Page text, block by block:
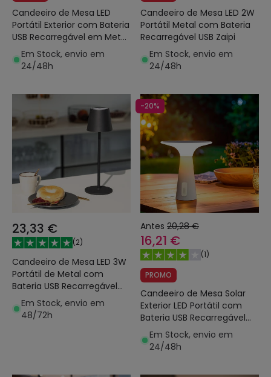
Candeeiro de Mesa LED
Portátil Exterior com Bateria
USB Recarregável em Metal
Mounka Square
Em Stock, envio em
24/48h
Candeeiro de Mesa LED 2W
Portátil Metal com Bateria
Recarregável USB Zaipi
Em Stock, envio em
24/48h
23,33 €
(2)
Candeeiro de Mesa LED 3W
Portátil de Metal com
Bateria USB Recarregável
Anisa
Em Stock, envio em
48/72h
-20%
Antes 20,28 €
16,21 €
(1)
PROMO
Candeeiro de Mesa Solar
Exterior LED Portátil com
Bateria USB Recarregável
Soucha
Em Stock, envio em
24/48h